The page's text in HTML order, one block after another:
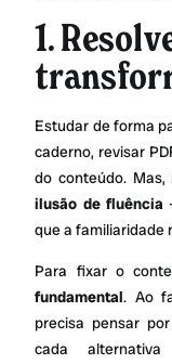
1.
Estudar de forma
caderno, revisar
do conteúdo.
ilusão de fluência
que a familiaridade
Para fixar o
fundamental. Ao
precisa pensar
cada